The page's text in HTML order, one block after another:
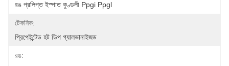
রঙ প্রলিপ্ত ইস্পাত কুণ্ডলী Ppgi Ppgl
টেকনিক:
প্রিপেইন্টেড হট ডিপ গ্যালভানাইজড
রঙ: